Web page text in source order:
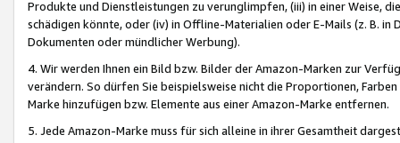
Produkte und Dienstleistungen zu verunglimpfen, (iii) in einer Weise,
schädigen könnte, oder (iv) in Offline-Materialien oder E-Mails (z. B. in
Dokumenten oder mündlicher Werbung).
4. Wir werden Ihnen ein Bild bzw. Bilder der Amazon-Marken zur
verändern. So dürfen Sie beispielsweise nicht die Proportionen,
Marke hinzufügen bzw. Elemente aus einer Amazon-Marke entfernen.
5. Jede Amazon-Marke muss für sich alleine in ihrer Gesamtheit